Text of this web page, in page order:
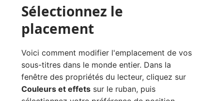
Sélectionnez le
placement
Voici comment modifier l'emplacement de vos
sous-titres dans le monde entier. Dans la
fenêtre des propriétés du lecteur, cliquez sur
Couleurs et effets sur le ruban, puis